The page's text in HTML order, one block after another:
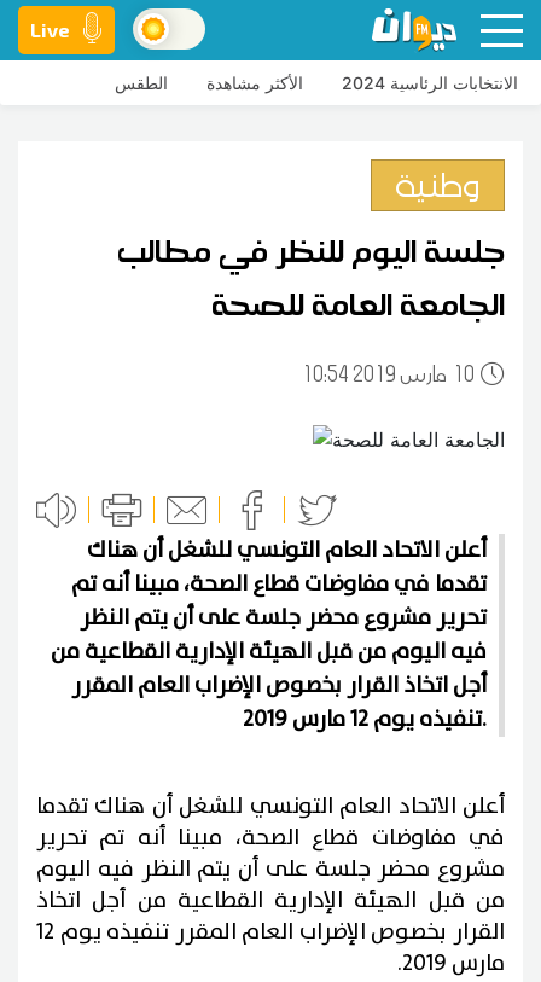
Live
الانتخابات الرئاسية 2024 الأكثر مشاهدة الطقس
وطنية
جلسة اليوم للنظر في مطالب
الجامعة العامة للصحة
10 10:54 2019 مارس
أعلن الاتحاد العام التونسي للشغل أن هناك
تقدما في مفاوضات قطاع الصحة، مبينا أنه تم
تحرير مشروع محضر جلسة على أن يتم النظر
فيه اليوم من قبل الهيئة الإدارية القطاعية من
أجل اتخاذ القرار بخصوص الإضراب العام المقرر
تنفيذه يوم 12 مارس 2019.
أعلن الاتحاد العام التونسي للشغل أن هناك تقدما
في مفاوضات قطاع الصحة، مبينا أنه تم تحرير
مشروع محضر جلسة على أن يتم النظر فيه اليوم
من قبل الهيئة الإدارية القطاعية من أجل اتخاذ
القرار بخصوص الإضراب العام المقرر تنفيذه يوم 12
مارس 2019.